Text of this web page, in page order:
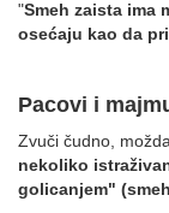
"Smeh zaista ima
osećaju kao da
Pacovi i
Zvuči čudno,
nekoliko
golicanjem"